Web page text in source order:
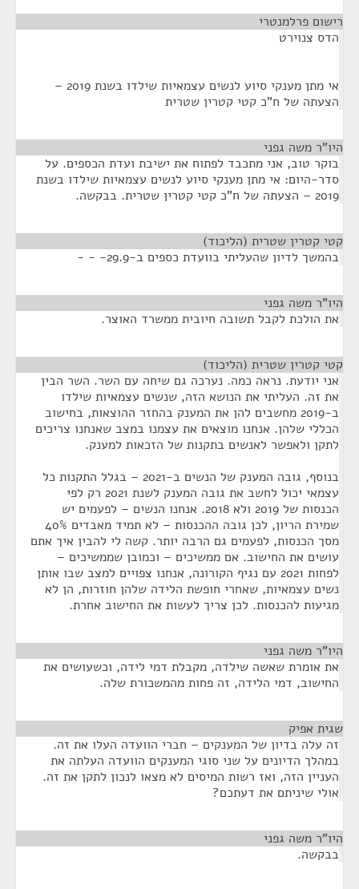
רישום פרלמנטרי
הדס צנוירט
אי מתן מענקי סיוע לנשים עצמאיות שילדו בשנת 2019 –
הצעתה של ח"כ קטי קטרין שטרית
היו"ר משה גפני
בוקר טוב, אני מתכבד לפתוח את ישיבת ועדת הכספים. על
סדר-היום: אי מתן מענקי סיוע לנשים עצמאיות שילדו בשנת
2019 – הצעתה של ח"כ קטי קטרין שטרית. בבקשה.
קטי קטרין שטרית (הליכוד)
בהמשך לדיון שהעליתי בוועדת כספים ב-29.9- - -
היו"ר משה גפני
את הולכת לקבל תשובה חיובית ממשרד האוצר.
קטי קטרין שטרית (הליכוד)
אני יודעת. נראה כמה. נערכה גם שיחה עם השר. השר הבין
את זה. העליתי את הנושא הזה, שנשים עצמאיות שילדו
ב-2019 מחשבים להן את המענק בהחזר ההוצאות, בחישוב
הכללי שלהן. אנחנו מוצאים את עצמנו במצב שאנחנו צריכים
לתקן ולאפשר לאנשים בתקנות של הזכאות למענק.
בנוסף, גובה המענק של הנשים ב-2021 – בגלל התקנות כל
עצמאי יכול לחשב את גובה המענק לשנת 2021 רק לפי
הכנסות של 2019 ולא 2018. אנחנו הנשים – לפעמים יש
שמירת הריון, לכן גובה ההכנסות – לא תמיד מאבדים 40%
מסך הכנסות, לפעמים גם הרבה יותר. קשה לי להבין איך אתם
עושים את החישוב. אם ממשיכים – וכמובן שממשיכים –
לפחות 2021 עם נגיף הקורונה, אנחנו צפויים למצב שבו אותן
נשים עצמאיות, שאחרי חופשת הלידה שלהן חוזרות, הן לא
מגיעות להכנסות. לכן צריך לעשות את החישוב אחרת.
היו"ר משה גפני
את אומרת שאשה שילדה, מקבלת דמי לידה, וכשעושים את
החישוב, דמי הלידה, זה פחות מהמשכורת שלה.
שגית אפיק
זה עלה בדיון של המענקים – חברי הוועדה העלו את זה.
במהלך הדיונים על שני סוגי המענקים הוועדה העלתה את
העניין הזה, ואז רשות המיסים לא מצאו לנכון לתקן את זה.
אולי שיניתם את דעתכם?
היו"ר משה גפני
בבקשה.